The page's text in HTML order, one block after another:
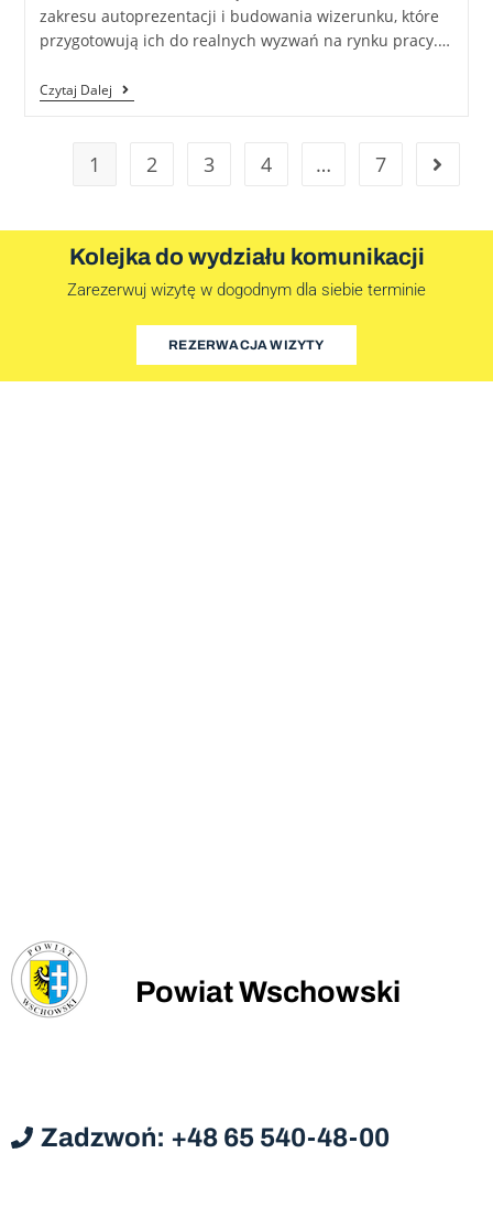
zakresu autoprezentacji i budowania wizerunku, które
przygotowują ich do realnych wyzwań na rynku pracy.…
Czytaj Dalej
1 2 3 4 … 7
Kolejka do wydziału komunikacji
Zarezerwuj wizytę w dogodnym dla siebie terminie
REZERWACJA WIZYTY
Powiat Wschowski
Zadzwoń: +48 65 540-48-00